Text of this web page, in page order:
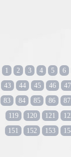
1 2 3 4 5 6
43
44 45 46 47
83
84 85 86 87
119
120 121
151
152 153